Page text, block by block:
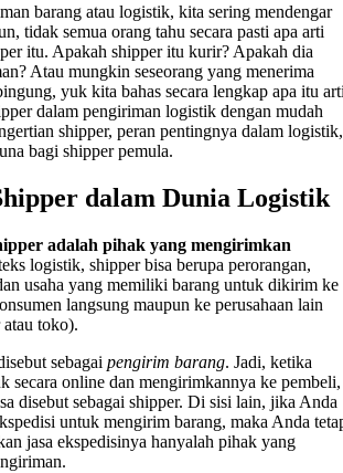
barang atau logistik, kita sering mendengar
tidak semua orang tahu secara pasti apa arti
itu. Apakah shipper itu kurir? Apakah dia
Atau mungkin seseorang yang menerima
yuk kita bahas secara lengkap apa itu
dalam pengiriman logistik dengan mudah
shipper, peran pentingnya dalam logistik,
bagi shipper pemula.
dalam Dunia Logistik
adalah pihak yang mengirimkan
logistik, shipper bisa berupa perorangan,
usaha yang memiliki barang untuk dikirim ke
langsung maupun ke perusahaan lain
toko).
sebagai pengirim barang. Jadi, ketika
secara online dan mengirimkannya ke pembeli,
disebut sebagai shipper. Di sisi lain, jika Anda
untuk mengirim barang, maka Anda
jasa ekspedisinya hanyalah pihak yang